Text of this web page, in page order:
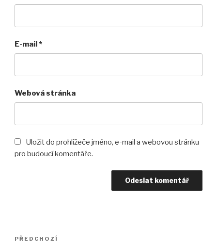
E-mail*
Webová stránka
Uložit do prohlížeče jméno, e-mail a webovou stránku
pro budoucí komentáře.
Navigace
Předchozí
PŘEDCHOZÍ